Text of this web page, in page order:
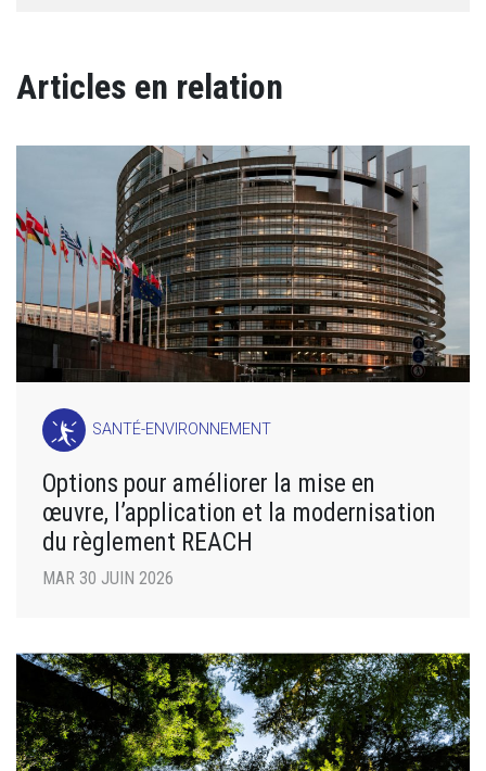
Articles en relation
SANTÉ-ENVIRONNEMENT
Options pour améliorer la mise en
œuvre, l’application et la modernisation
du règlement REACH
MAR 30 JUIN 2026